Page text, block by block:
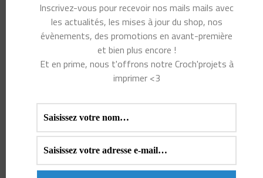
Les amigurumis de la
magique à créer maille
après maille
Marqueurs de Maille
Portrait de Fleurs | Cinq
sublimer tes ouvrages
Inscrivez-vous pour recevoir nos mails mails avec
les actualités, les mises à jour du shop, nos
évènements, des promotions en avant-première
et bien plus encore !
Et en prime, nous t'offrons notre Croch'projets à
imprimer <3